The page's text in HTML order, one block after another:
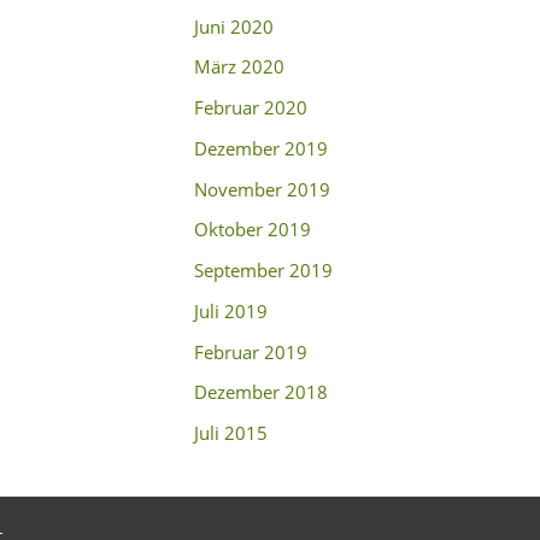
Juni 2020
März 2020
Februar 2020
Dezember 2019
November 2019
Oktober 2019
September 2019
Juli 2019
Februar 2019
Dezember 2018
Juli 2015